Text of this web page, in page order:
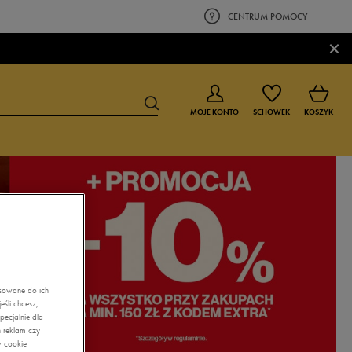
CENTRUM POMOCY
×
BUTY DLA CHŁOPCA
9-16 lat
BUTY DLA DZIEWCZYNKI
0-4 lat
4-8 lat
9-16 lat
MOJE KONTO SCHOWEK KOSZYK
do ich
chcesz,
dla
reklam czy
cookie